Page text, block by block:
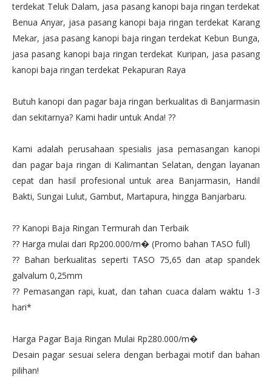
terdekat Teluk Dalam, jasa pasang kanopi baja ringan terdekat
Benua Anyar, jasa pasang kanopi baja ringan terdekat Karang
Mekar, jasa pasang kanopi baja ringan terdekat Kebun Bunga,
jasa pasang kanopi baja ringan terdekat Kuripan, jasa pasang
kanopi baja ringan terdekat Pekapuran Raya
Butuh kanopi dan pagar baja ringan berkualitas di Banjarmasin
dan sekitarnya? Kami hadir untuk Anda! ??
Kami adalah perusahaan spesialis jasa pemasangan kanopi
dan pagar baja ringan di Kalimantan Selatan, dengan layanan
cepat dan hasil profesional untuk area Banjarmasin, Handil
Bakti, Sungai Lulut, Gambut, Martapura, hingga Banjarbaru.
?? Kanopi Baja Ringan Termurah dan Terbaik
?? Harga mulai dari Rp200.000/m� (Promo bahan TASO full)
?? Bahan berkualitas seperti TASO 75,65 dan atap spandek
galvalum 0,25mm
?? Pemasangan rapi, kuat, dan tahan cuaca dalam waktu 1-3
hari*
Harga Pagar Baja Ringan Mulai Rp280.000/m�
Desain pagar sesuai selera dengan berbagai motif dan bahan
pilihan!